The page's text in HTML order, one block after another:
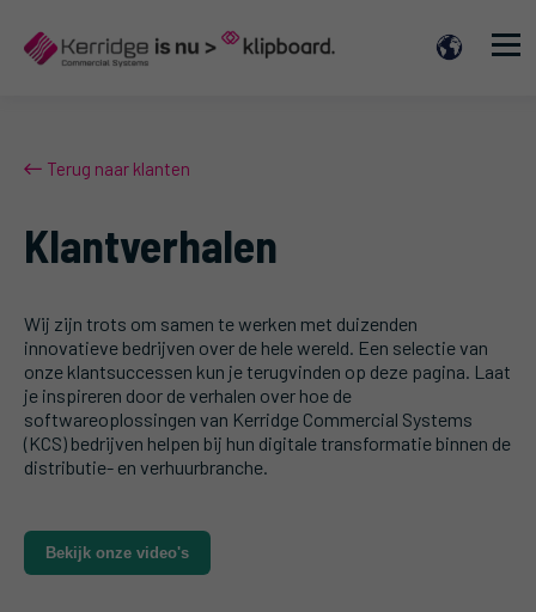
Terug naar klanten
Klantverhalen
Wij zijn trots om samen te werken met duizenden
innovatieve bedrijven over de hele wereld. Een selectie van
onze klantsuccessen kun je terugvinden op deze pagina. Laat
je inspireren door de verhalen over hoe de
softwareoplossingen van Kerridge Commercial Systems
(KCS) bedrijven helpen bij hun digitale transformatie binnen de
distributie- en verhuurbranche.
Bekijk onze video's